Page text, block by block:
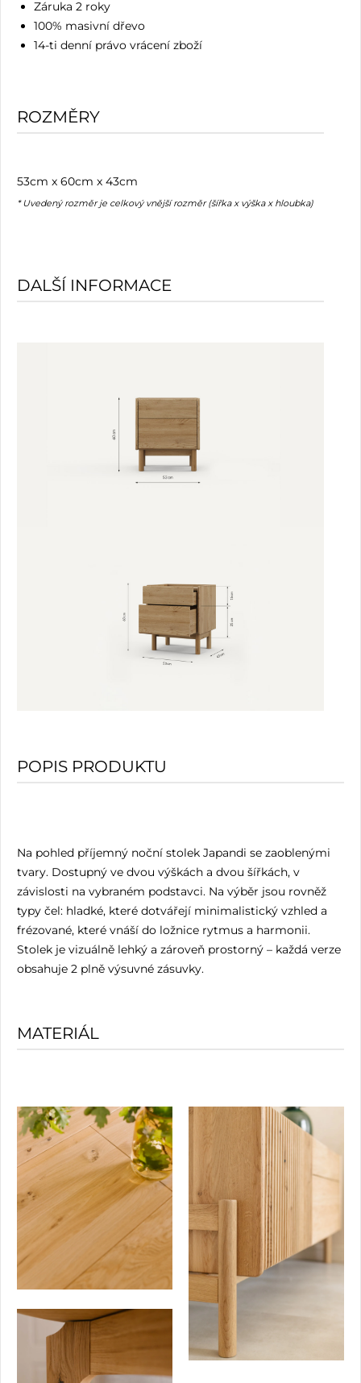
Záruka 2 roky
100% masivní dřevo
14-ti denní právo vrácení zboží
ROZMĚRY
53cm x 60cm x 43cm
* Uvedený rozměr je celkový vnější rozměr (šířka x výška x hloubka)
DALŠÍ INFORMACE
POPIS PRODUKTU
Na pohled příjemný noční stolek Japandi se zaoblenými
tvary. Dostupný ve dvou výškách a dvou šířkách, v
závislosti na vybraném podstavci. Na výběr jsou rovněž
typy čel: hladké, které dotvářejí minimalistický vzhled a
frézované, které vnáší do ložnice rytmus a harmonii.
Stolek je vizuálně lehký a zároveň prostorný – každá verze
obsahuje 2 plně výsuvné zásuvky.
MATERIÁL